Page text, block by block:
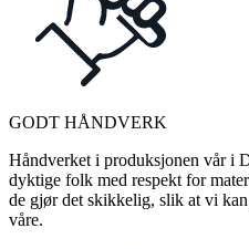
GODT HÅNDVERK
Håndverket i produksjonen vår i
dyktige folk med respekt for
de gjør det skikkelig, slik at vi
våre.